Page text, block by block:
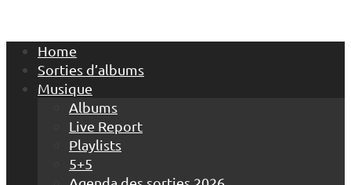
Home
Sorties d’albums
Musique
Albums
Live Report
Playlists
5+5